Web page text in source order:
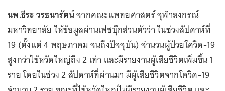
นพ.ธีระ วรธนารัตน์จากคณะแพทยศาสตร์ จุฬาลงกรณ์
มหาวิทยาลัย ให้ข้อมูลผ่านเฟซบุ๊กส่วนตัวว่า ในช่วงสัปดาห์ที่
19 (ตั้งแต่ 4 พฤษภาคม จนถึงปัจจุบัน) จำนวนผู้ป่วยโควิด-19
สูงกว่าไข้หวัดใหญ่ถึง 2 เท่า และมีรายงานผู้เสียชีวิตเพิ่มขึ้น 1
ราย โดยในช่วง 2 สัปดาห์ที่ผ่านมา มีผู้เสียชีวิตจากโควิด-19